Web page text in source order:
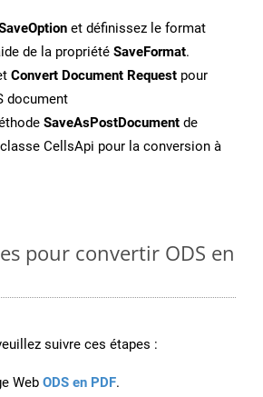
et définissez le format
de la propriété SaveFormat.
Convert Document Request pour
document
SaveAsPostDocument de
classe CellsApi pour la conversion à
pour convertir ODS en
suivre ces étapes :
Web ODS en PDF.